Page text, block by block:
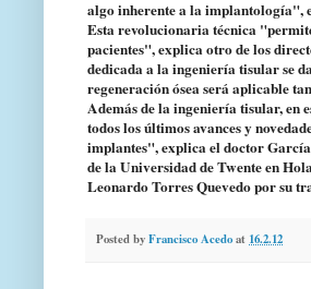
algo inherente a la implantología",
Esta revolucionaria técnica
pacientes", explica otro de los
dedicada a la ingeniería tisular se
regeneración ósea será aplicable
Además de la ingeniería tisular, en
todos los últimos avances y
implantes", explica el doctor
de la Universidad de Twente en
Leonardo Torres Quevedo por su
Posted byFrancisco Acedoat 16.2.12